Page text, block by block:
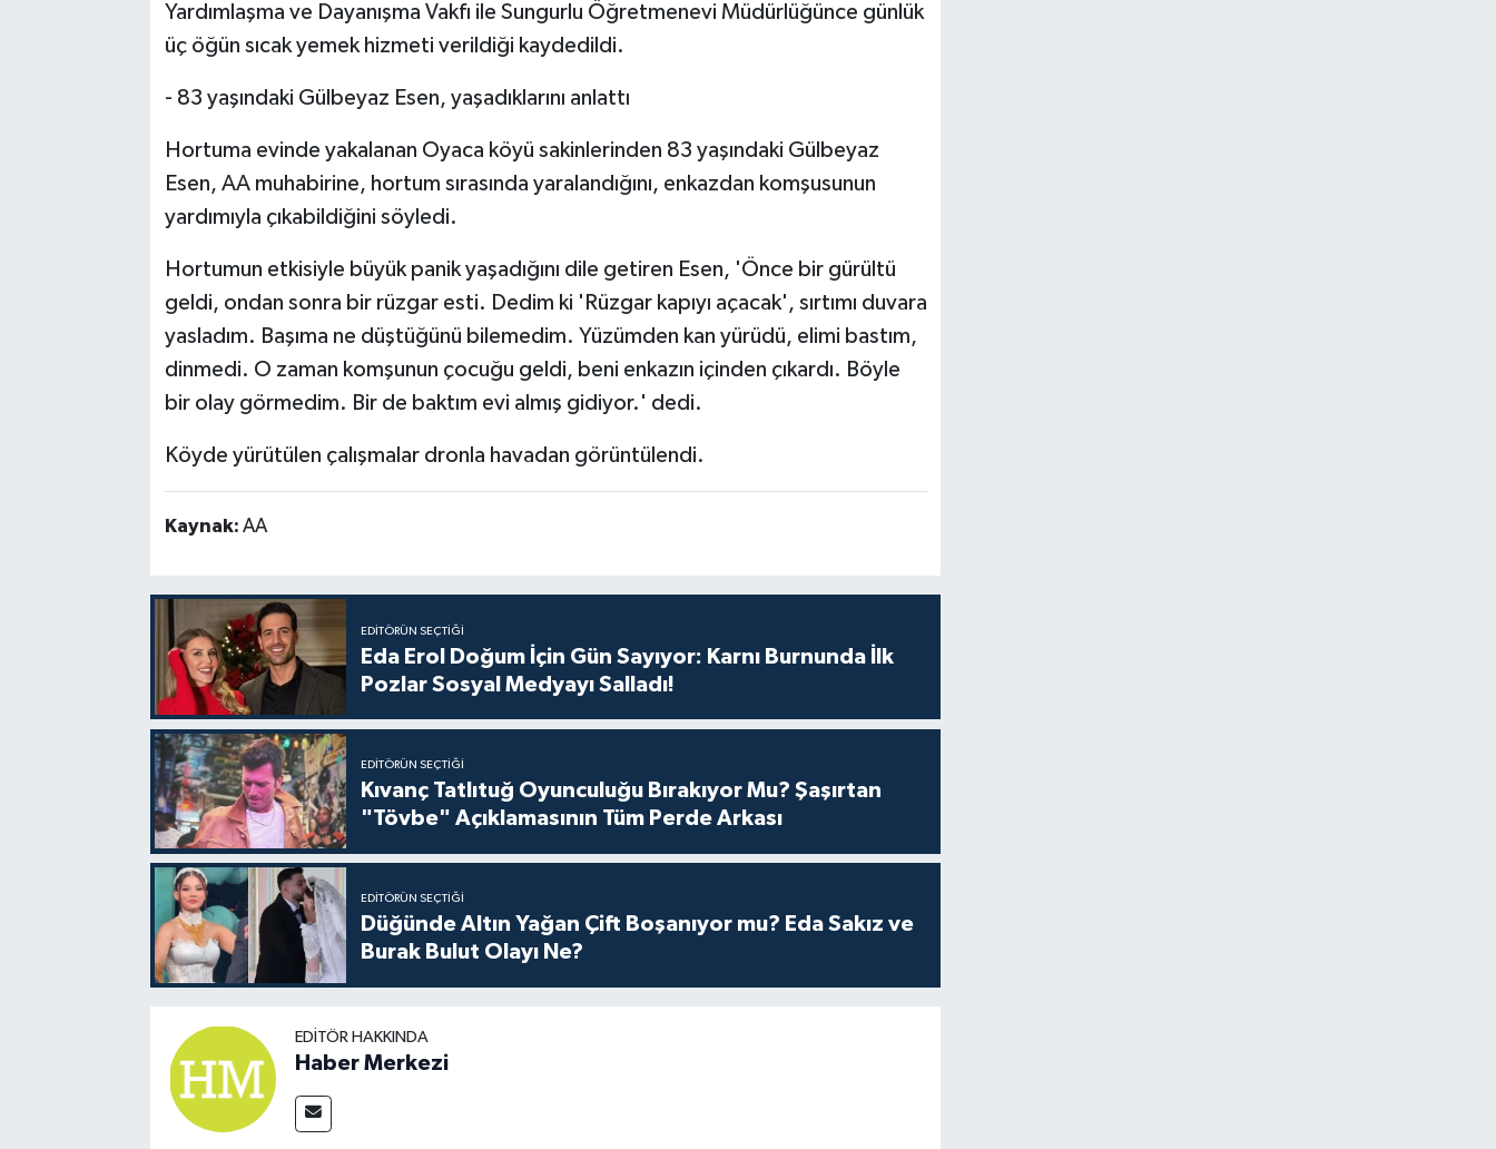
Yardımlaşma ve Dayanışma Vakfı ile Sungurlu Öğretmenevi Müdürlüğünce günlük
üç öğün sıcak yemek hizmeti verildiği kaydedildi.
- 83 yaşındaki Gülbeyaz Esen, yaşadıklarını anlattı
Hortuma evinde yakalanan Oyaca köyü sakinlerinden 83 yaşındaki Gülbeyaz
Esen, AA muhabirine, hortum sırasında yaralandığını, enkazdan komşusunun
yardımıyla çıkabildiğini söyledi.
Hortumun etkisiyle büyük panik yaşadığını dile getiren Esen, 'Önce bir gürültü
geldi, ondan sonra bir rüzgar esti. Dedim ki 'Rüzgar kapıyı açacak', sırtımı duvara
yasladım. Başıma ne düştüğünü bilemedim. Yüzümden kan yürüdü, elimi bastım,
dinmedi. O zaman komşunun çocuğu geldi, beni enkazın içinden çıkardı. Böyle
bir olay görmedim. Bir de baktım evi almış gidiyor.' dedi.
Köyde yürütülen çalışmalar dronla havadan görüntülendi.
Kaynak: AA
EDITÖRÜN SEÇTIĞI
Eda Erol Doğum İçin Gün Sayıyor: Karnı Burnunda İlk
Pozlar Sosyal Medyayı Salladı!
EDITÖRÜN SEÇTIĞI
Kıvanç Tatlıtuğ Oyunculuğu Bırakıyor Mu? Şaşırtan
"Tövbe" Açıklamasının Tüm Perde Arkası
EDITÖRÜN SEÇTIĞI
Düğünde Altın Yağan Çift Boşanıyor mu? Eda Sakız ve
Burak Bulut Olayı Ne?
EDITÖR HAKKINDA
Haber Merkezi